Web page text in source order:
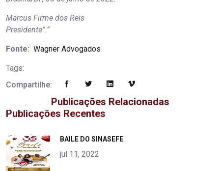
Marcus Firme dos Reis
Presidente”.”
Fonte: Wagner Advogados
Tags:
Compartilhe:
Publicações Relacionadas
Publicações Recentes
alt="product">
BAILE DO SINASEFE
jul 11, 2022